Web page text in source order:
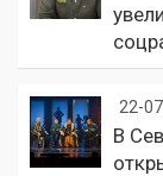
22-
В